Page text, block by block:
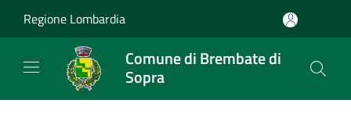
Regione Lombardia
Comune di Brembate di
Sopra